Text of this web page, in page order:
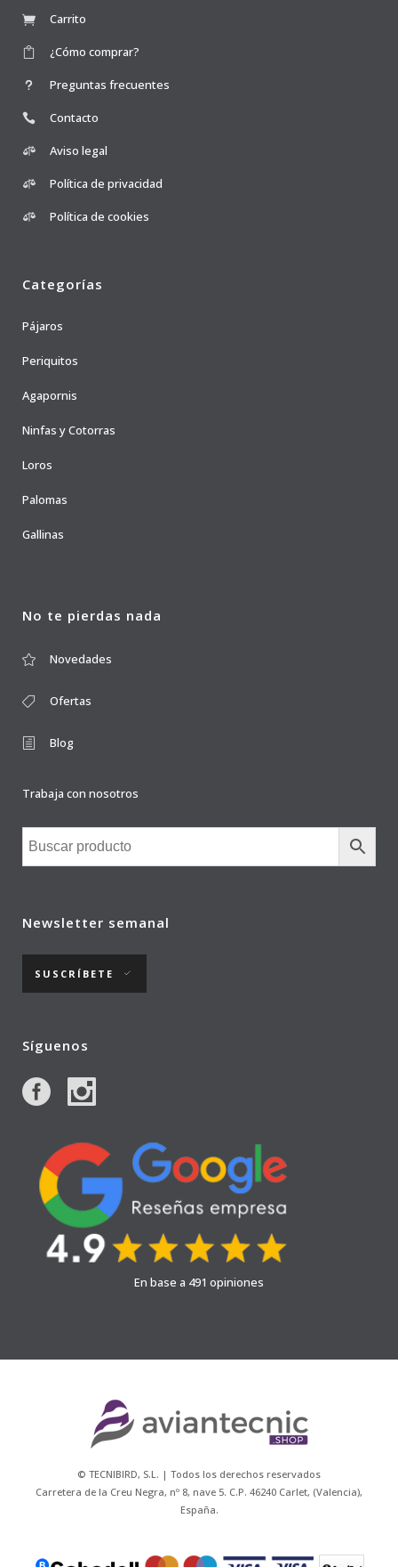
Carrito
¿Cómo comprar?
Preguntas frecuentes
Contacto
Aviso legal
Política de privacidad
Política de cookies
Categorías
Pájaros
Periquitos
Agapornis
Ninfas y Cotorras
Loros
Palomas
Gallinas
No te pierdas nada
Novedades
Ofertas
Blog
Trabaja con nosotros
Newsletter semanal
SUSCRÍBETE
Síguenos
En base a 491 opiniones
© TECNIBIRD, S.L. | Todos los derechos reservados
Carretera de la Creu Negra, nº 8, nave 5. C.P. 46240 Carlet, (Valencia),
España.